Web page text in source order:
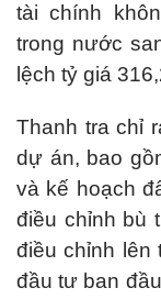
tài chính
trong nước
lệch tỷ giá
Thanh tra chỉ
dự án, bao
và kế hoạch
điều chỉnh bù
điều chỉnh lên
đầu tư ban